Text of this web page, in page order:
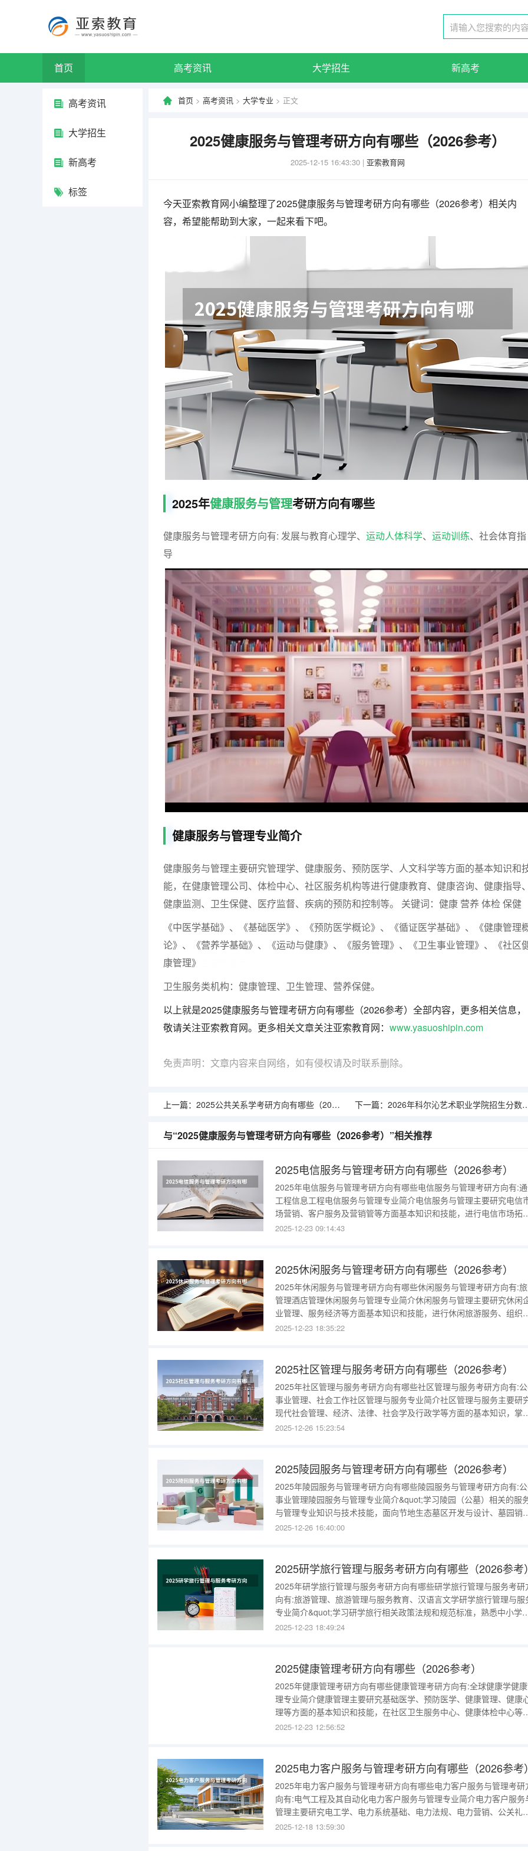
首页 高考资讯 大学招生 新高考
高考资讯
大学招生
新高考
标签
首页 > 高考资讯 > 大学专业 > 正文
2025健康服务与管理考研方向有哪些（2026参考）
2025-12-15 16:43:30 | 亚索教育网
今天亚索教育网小编整理了2025健康服务与管理考研方向有哪些（2026参考）相关内
容，希望能帮助到大家，一起来看下吧。
2025年健康服务与管理考研方向有哪些
健康服务与管理考研方向有: 发展与教育心理学、 运动人体科学、 运动训练、社会体育指
导
健康服务与管理专业简介
健康服务与管理主要研究管理学、健康服务、预防医学、人文科学等方面的基本知识和
能，在健康管理公司、体检中心、社区服务机构等进行健康教育、健康咨询、健康指导、
健康监测、卫生保健、医疗监督、疾病的预防和控制等。 关键词：健康 营养 体检 保健
《中医学基础》、《基础医学》、《预防医学概论》、《循证医学基础》、《健康管理
论》、《营养学基础》、《运动与健康》、《服务管理》、《卫生事业管理》、《社区
康管理》
卫生服务类机构：健康管理、卫生管理、营养保健。
以上就是2025健康服务与管理考研方向有哪些（2026参考）全部内容，更多相关信息，
敬请关注亚索教育网。更多相关文章关注亚索教育网： www.yasuoshipin.com
免责声明：文章内容来自网络，如有侵权请及时联系删除。
上一篇： 2025公共关系学考研方向有哪些（2026参考） 下一篇： 2026年科尔沁艺术职业学院招生分数线｜新生报到及生活指南
与“2025健康服务与管理考研方向有哪些（2026参考）”相关推荐
2025电信服务与管理考研方向有哪些（2026参考）
2025年电信服务与管理考研方向有哪些电信服务与管理考研方向有:
工程信息工程电信服务与管理专业简介电信服务与管理主要研究电信
场营销、客户服务及营销管等方面基本知识和技能，进行电信市场拓
展、电信营销策划、客户服务及销售管理等。例如：IP电话终端、传真
理》、《电信服务礼
2025-12-23 09:14:43
2025休闲服务与管理考研方向有哪些（2026参考）
2025年休闲服务与管理考研方向有哪些休闲服务与管理考研方向有:
管理酒店管理休闲服务与管理专业简介休闲服务与管理主要研究休闲
业管理、服务经济等方面基本知识和技能，进行休闲旅游服务、组织
划、市场营销等。例如：高尔夫等休闲体育服务与管理运营，消遣旅游
财务管理》、《
2025-12-23 18:35:22
2025社区管理与服务考研方向有哪些（2026参考）
2025年社区管理与服务考研方向有哪些社区管理与服务考研方向有:
事业管理、社会工作社区管理与服务专业简介社区管理与服务主要研
现代社会管理、经济、法律、社会学及行政学等方面的基本知识，掌
社区建设与管理的基本知识、基本技能以及有关方针、政策和法规，具
社区的信息进行发布
2025-12-26 15:23:54
2025陵园服务与管理考研方向有哪些（2026参考）
2025年陵园服务与管理考研方向有哪些陵园服务与管理考研方向有:
事业管理陵园服务与管理专业简介&quot;学习陵园（公墓）相关的服
与管理专业知识与技术技能，面向节地生态墓区开发与设计、墓园销
售、安葬礼仪与服务、生命文化教育、陵园（公墓）管理等技术领域，
服务&qu
2025-12-26 16:40:00
2025研学旅行管理与服务考研方向有哪些（2026参考）
2025年研学旅行管理与服务考研方向有哪些研学旅行管理与服务考研
向有:旅游管理、旅游管理与服务教育、汉语言文学研学旅行管理与服
专业简介&quot;学习研学旅行相关政策法规和规范标准，熟悉中小学
学旅行相关教育政策、目标、大纲和方案要求，培养从事研学旅行项目
2025-12-23 18:49:24
2025健康管理考研方向有哪些（2026参考）
2025年健康管理考研方向有哪些健康管理考研方向有:全球健康学健
理专业简介健康管理主要研究基础医学、预防医学、健康管理、健康
理等方面的基本知识和技能，在社区卫生服务中心、健康体检中心等
疗服务机构进行健康咨询、健康指导、健康管理等。例如：基于健康体
《基础医学概论
2025-12-23 12:56:52
2025电力客户服务与管理考研方向有哪些（2026参考）
2025年电力客户服务与管理考研方向有哪些电力客户服务与管理考研
向有:电气工程及其自动化电力客户服务与管理专业简介电力客户服务
管理主要研究电工学、电力系统基础、电力法规、电力营销、公关礼
等方面的基本知识和技能，在供电、电力类行业进行电力客户服务等。
2025-12-18 13:59:30